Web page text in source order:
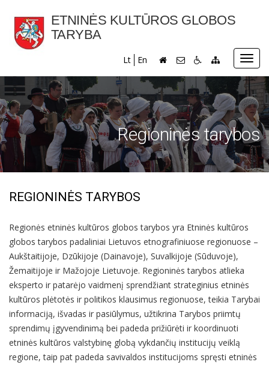
ETNINĖS KULTŪROS GLOBOS
TARYBA
Lt En
Regioninės tarybos
REGIONINĖS TARYBOS
Regionės etninės kultūros globos tarybos yra Etninės kultūros
globos tarybos padaliniai Lietuvos etnografiniuose regionuose –
Aukštaitijoje, Dzūkijoje (Dainavoje), Suvalkijoje (Sūduvoje),
Žemaitijoje ir Mažojoje Lietuvoje. Regioninės tarybos atlieka
eksperto ir patarėjo vaidmenį sprendžiant strateginius etninės
kultūros plėtotės ir politikos klausimus regionuose, teikia Tarybai
informaciją, išvadas ir pasiūlymus, užtikrina Tarybos priimtų
sprendimų įgyvendinimą bei padeda prižiūrėti ir koordinuoti
etninės kultūros valstybinę globą vykdančių institucijų veiklą
regione, taip pat padeda savivaldos institucijoms spręsti etninės